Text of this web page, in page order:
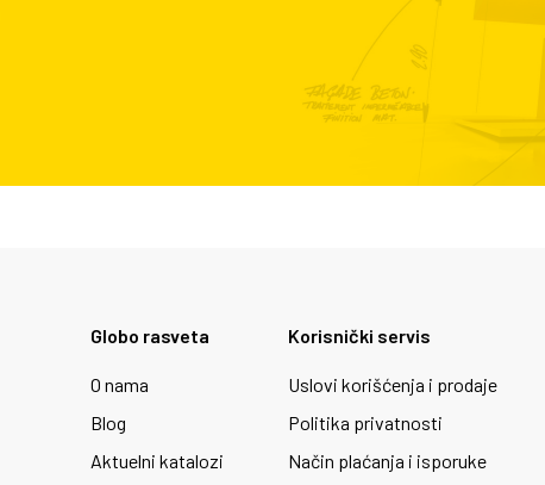
Globo rasveta
O nama
Blog
Aktuelni katalozi
Korisnički servis
Uslovi korišćenja i prodaje
Politika privatnosti
Način plaćanja i isporuke